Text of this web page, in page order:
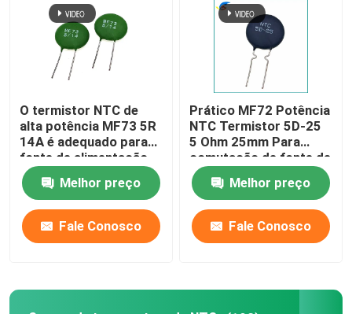
O termistor NTC de
alta potência MF73 5R
14A é adequado para
fonte de alimentação
de alta potência
Melhor preço
Fale Conosco
Prático MF72 Potência
NTC Termistor 5D-25
5 Ohm 25mm Para
comutação de fonte de
alimentação Inverter
fonte de alimentação
Melhor preço
Fale Conosco